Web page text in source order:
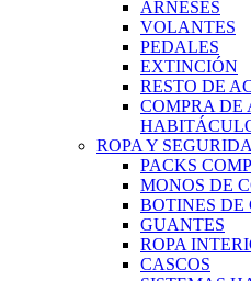
ARNESES
VOLANTES
PEDALES
EXTINCIÓN
RESTO DE
COMPRA DE
ROPA Y
PACKS
MONOS DE
BOTINES DE
GUANTES
ROPA
CASCOS